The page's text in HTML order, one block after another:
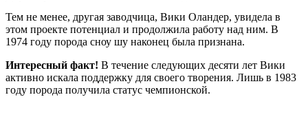
Тем не менее, другая заводчица, Вики Оландер, увидела в
этом проекте потенциал и продолжила работу над ним. В
1974 году порода сноу шу наконец была признана.
Интересный факт! В течение следующих десяти лет Вики
активно искала поддержку для своего творения. Лишь в 1983
году порода получила статус чемпионской.